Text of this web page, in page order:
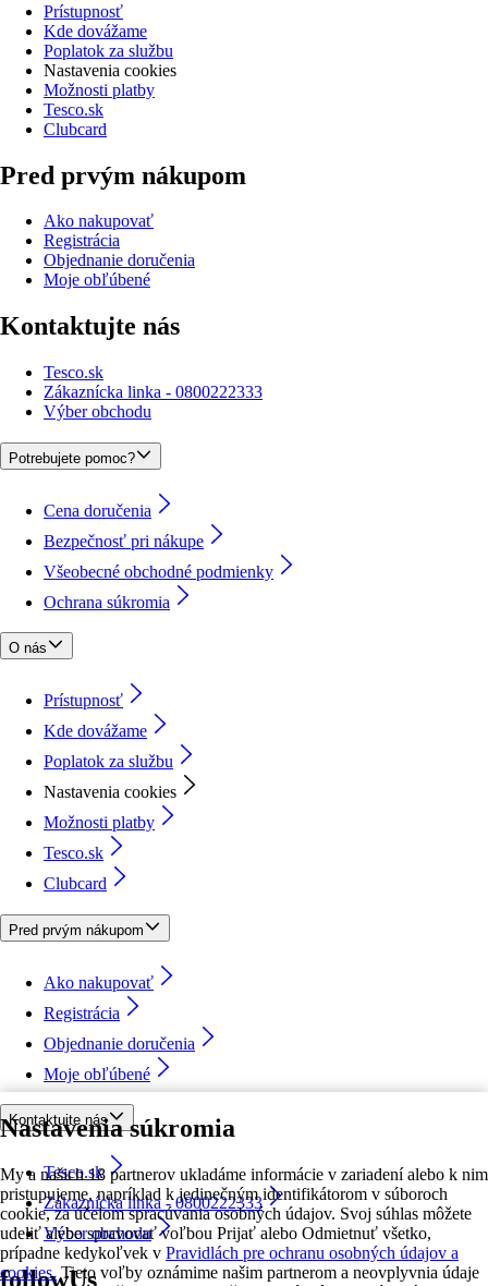
Nastavenia súkromia
My a našich 18 partnerov ukladáme informácie v zariadení alebo k nim
pristupujeme, napríklad k jedinečným identifikátorom v súboroch
cookie, za účelom spracúvania osobných údajov. Svoj súhlas môžete
udeliť alebo spravovať voľbou Prijať alebo Odmietnuť všetko,
prípadne kedykoľvek v Pravidlách pre ochranu osobných údajov a
cookies. Tieto voľby oznámime našim partnerom a neovplyvnia údaje
Prístupnosť
Kde dovážame
Poplatok za službu
Nastavenia cookies
Možnosti platby
Tesco.sk
Clubcard
Pred prvým nákupom
Ako nakupovať
Registrácia
Objednanie doručenia
Moje obľúbené
Kontaktujte nás
Tesco.sk
Zákaznícka linka - 0800222333
Výber obchodu
Potrebujete pomoc?
Cena doručenia
Bezpečnosť pri nákupe
Všeobecné obchodné podmienky
Ochrana súkromia
O nás
Prístupnosť
Kde dovážame
Poplatok za službu
Nastavenia cookies
Možnosti platby
Tesco.sk
Clubcard
Pred prvým nákupom
Ako nakupovať
Registrácia
Objednanie doručenia
Moje obľúbené
Kontaktujte nás
Tesco.sk
Zákaznícka linka - 0800222333
Výber obchodu
followUs